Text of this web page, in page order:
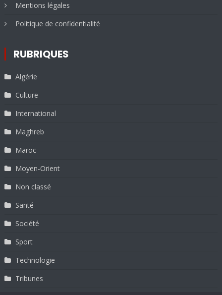
Mentions légales
Politique de confidentialité
RUBRIQUES
Algérie
Culture
International
Maghreb
Maroc
Moyen-Orient
Non classé
Santé
Société
Sport
Technologie
Tribunes